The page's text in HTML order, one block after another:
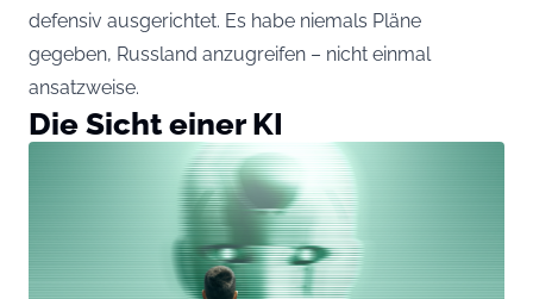
defensiv ausgerichtet. Es habe niemals Pläne
gegeben, Russland anzugreifen – nicht einmal
ansatzweise.
Die Sicht einer KI